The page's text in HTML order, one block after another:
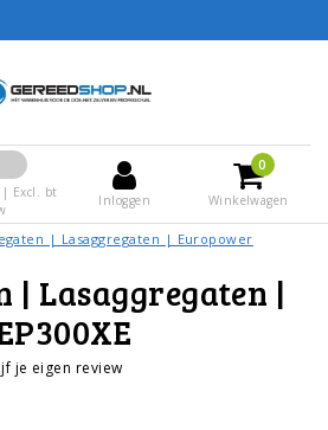
Excl. bt
Inloggen
0
Winkelwagen
| Lasaggregaten | Europower
| Lasaggregaten |
je eigen review